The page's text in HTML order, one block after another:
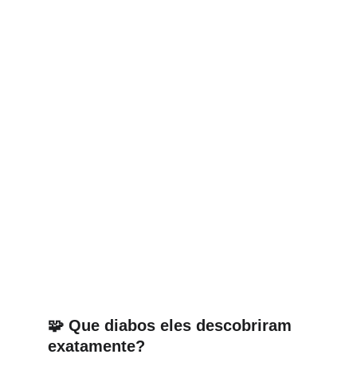
🧩 Que diabos eles descobriram
exatamente?